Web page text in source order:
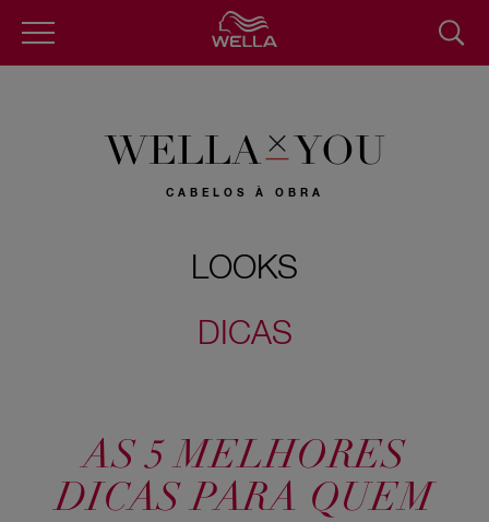
WELLA YOU
CABELOS À OBRA
LOOKS
DICAS
AS 5 MELHORES
DICAS PARA QUEM